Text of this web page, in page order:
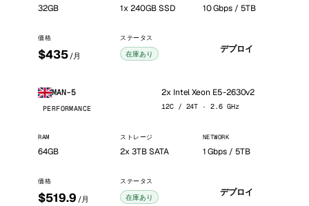
32GB 1x 240GB SSD 10 Gbps / 5TB
価格
$435 /月
ステータス
在庫あり デプロイ
MAN-5
PERFORMANCE
2x Intel Xeon E5-2630v2
12C / 24T · 2.6 GHz
RAM
64GB
ストレージ
2x 3TB SATA
NETWORK
1 Gbps / 5TB
価格
$519.9 /月
ステータス
在庫あり デプロイ